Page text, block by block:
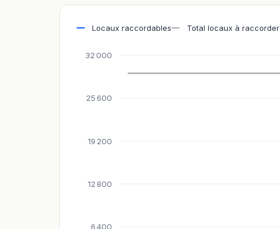
Locaux raccordables Total locaux à raccorder
6 400
12 800
19 200
25 600
32 000